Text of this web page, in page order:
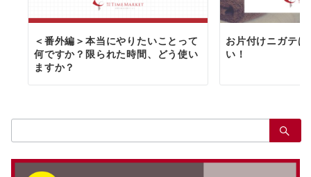
＜番外編＞本当にやりたいことって
何ですか？限られた時間、どう使い
ますか？
お片付けニガテ
い！
索：